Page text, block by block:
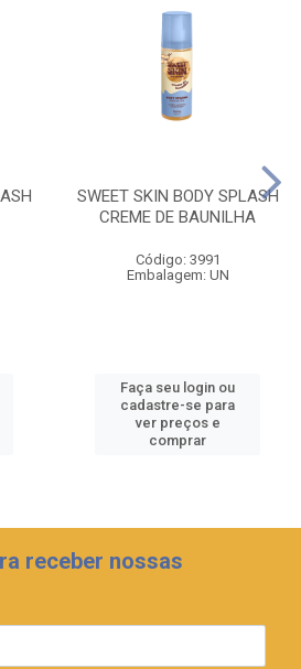
SWEET SKIN BODY SPLASH
CREME DE BAUNILHA
Código: 3991
Embalagem: UN
Faça seu login ou
cadastre-se para
ver preços e
comprar
receber nossas